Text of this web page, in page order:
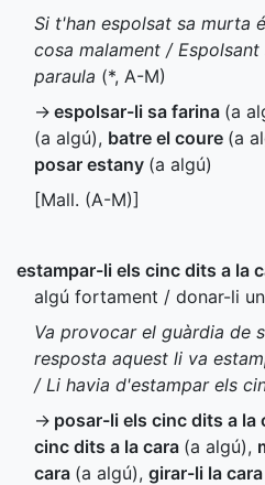
Si t'han espolsat sa murta
cosa malament /
paraula (*, A-M)
→ espolsar-li sa farina (a
(a algú), batre el coure (a
posar estany (a algú)
[Mall. (A-M)]
estampar-li els cinc dits a la
algú fortament / donar-li
Va provocar el guàrdia de
resposta aquest li va
/ Li havia d'estampar els
→ posar-li els cinc dits a la
cinc dits a la cara (a algú),
cara (a algú), girar-li la cara